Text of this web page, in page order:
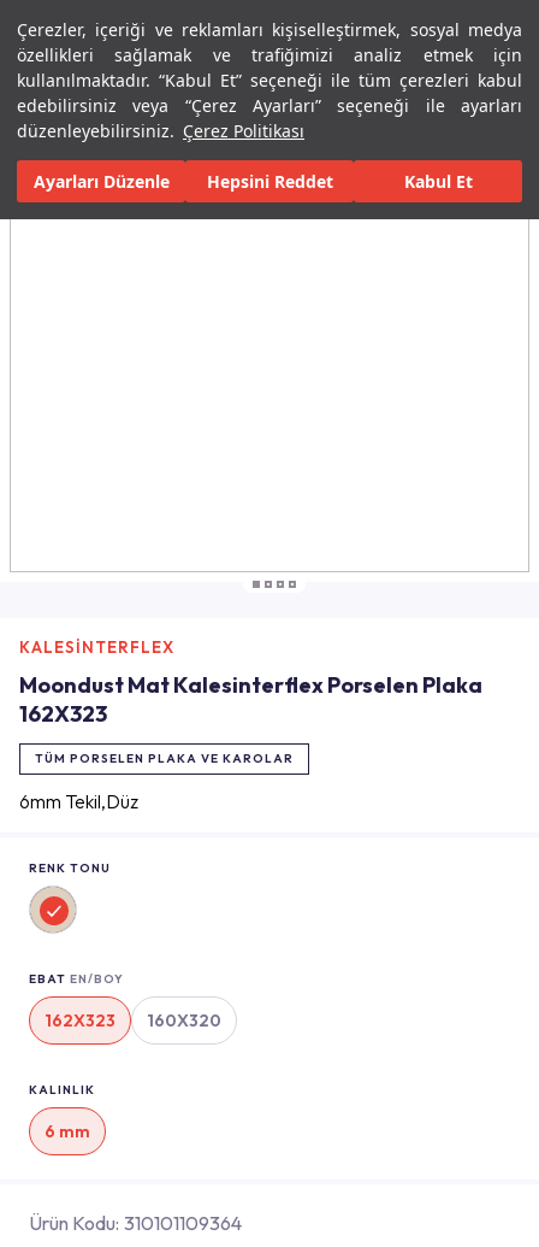
Çerezler, içeriği ve reklamları kişiselleştirmek, sosyal medya
özellikleri sağlamak ve trafiğimizi analiz etmek için
kullanılmaktadır. “Kabul Et” seçeneği ile tüm çerezleri kabul
edebilirsiniz veya “Çerez Ayarları” seçeneği ile ayarları
düzenleyebilirsiniz. Çerez Politikası
Ayarları Düzenle Hepsini Reddet Kabul Et
Menü Menü
Ana Sayfa Karolar Porselen Plaka ve Karolar Tüm Porselen
Tüm Görseller(3)
KALESİNTERFLEX
Moondust Mat Kalesinterflex Porselen Plaka
162X323
TÜM PORSELEN PLAKA VE KAROLAR
6mm Tekil,Düz
RENK TONU
EBAT EN/BOY
162X323 160X320
KALINLIK
6 mm
Ürün Kodu: 310101109364